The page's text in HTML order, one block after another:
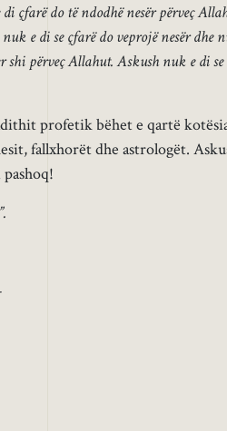
çfarë do të ndodhë nesër përveç
e di se çfarë do veprojë nesër dhe
shi përveç Allahut. Askush nuk e di
profetik bëhet e qartë
fallxhorët dhe astrologët.